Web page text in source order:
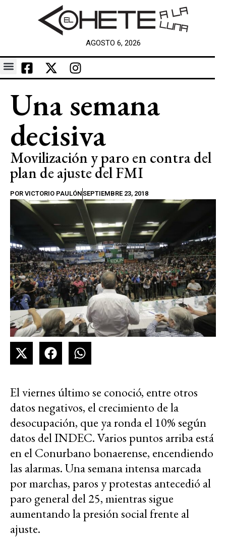
AGOSTO 6, 2026
Una semana
decisiva
Movilización y paro en contra del
plan de ajuste del FMI
POR VICTORIO PAULÓNSEPTIEMBRE 23, 2018
El viernes último se conoció, entre otros
datos negativos, el crecimiento de la
desocupación, que ya ronda el 10% según
datos del INDEC. Varios puntos arriba está
en el Conurbano bonaerense, encendiendo
las alarmas. Una semana intensa marcada
por marchas, paros y protestas antecedió al
paro general del 25, mientras sigue
aumentando la presión social frente al
ajuste.